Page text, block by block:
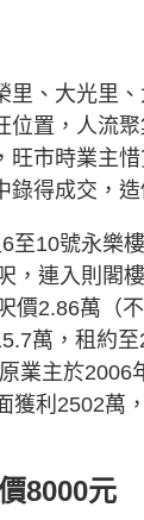
里、大光里
位置，人流
旺市時業主
錄得成交，造
至10號永樂
，連入則閣
價2.86萬（
萬，租約
業主於2006
獲利2502萬
8000元